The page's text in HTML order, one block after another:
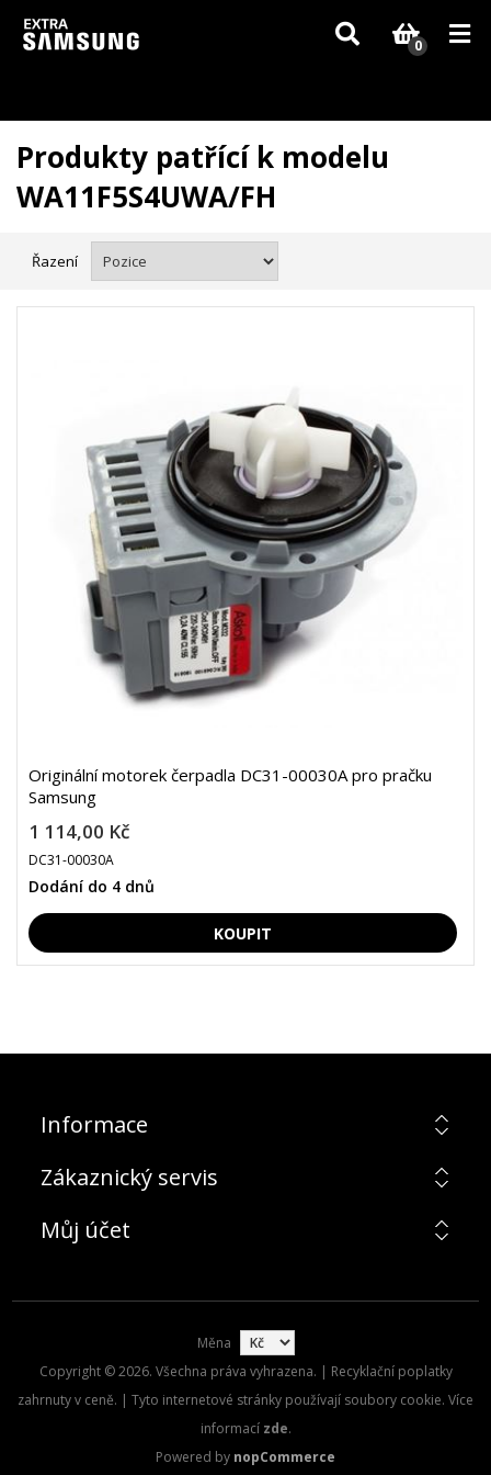
Vzhledem k aktuální situaci se může dodání dílů, které nejsou skladem,
zpozdit. Děkujeme za pochopení.
0
Produkty patřící k modelu
WA11F5S4UWA/FH
Řazení
Originální motorek čerpadla DC31-00030A pro pračku
Samsung
1 114,00 Kč
DC31-00030A
Dodání do 4 dnů
Informace
Zákaznický servis
Můj účet
Měna
Copyright © 2026. Všechna práva vyhrazena. | Recyklační poplatky
zahrnuty v ceně. | Tyto internetové stránky používají soubory cookie. Více
informací zde.
Powered by nopCommerce